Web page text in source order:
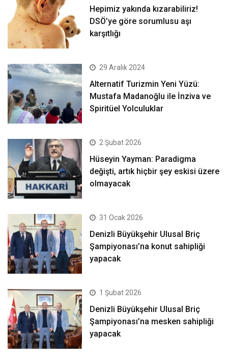
Hepimiz yakında kızarabiliriz!
DSÖ’ye göre sorumlusu aşı
karşıtlığı
29 Aralık 2024
Alternatif Turizmin Yeni Yüzü:
Mustafa Madanoğlu ile İnziva ve
Spiritüel Yolculuklar
2 Şubat 2026
Hüseyin Yayman: Paradigma
değişti, artık hiçbir şey eskisi üzere
olmayacak
31 Ocak 2026
Denizli Büyükşehir Ulusal Briç
Şampiyonası’na konut sahipliği
yapacak
1 Şubat 2026
Denizli Büyükşehir Ulusal Briç
Şampiyonası’na mesken sahipliği
yapacak